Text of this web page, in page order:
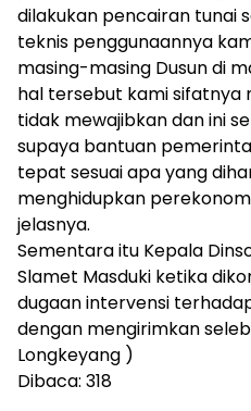
dilakukan pencairan tunai
teknis penggunaannya
masing-masing Dusun di
hal tersebut kami sifatnya
tidak mewajibkan dan ini
supaya bantuan
tepat sesuai apa yang
menghidupkan
jelasnya.
Sementara itu Kepala
Slamet Masduki ketika
dugaan intervensi
dengan mengirimkan
Longkeyang )
Dibaca: 318